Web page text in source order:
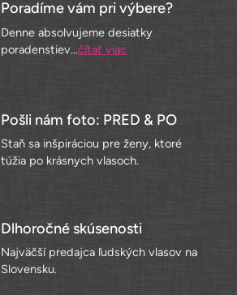
Poradíme vám pri výbere?
Denne absolvujeme desiatky
poradenstiev...čítať viac
Pošli nám foto: PRED & PO
Staň sa inšpiráciou pre ženy, ktoré
túžia po krásnych vlasoch.
Dlhoročné skúsenosti
Najväčší predajca ľudských vlasov na
Slovensku.